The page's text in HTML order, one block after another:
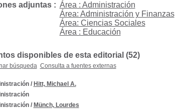
adjuntas : Área : Administración
Área: Administración y Finanzas
Área: Ciencias Sociales
Área : Educación
disponibles de esta editorial (52)
búsqueda Consulta a fuentes externas
/ Hitt, Michael A.
/ Münch, Lourdes